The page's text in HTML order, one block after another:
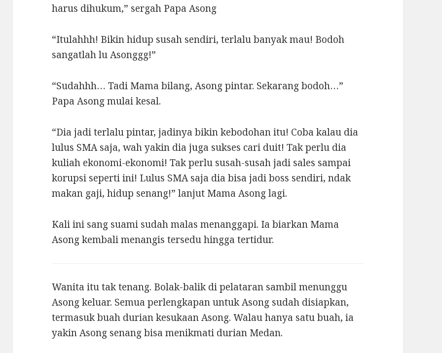
harus dihukum,” sergah Papa Asong
“Itulahhh! Bikin hidup susah sendiri, terlalu banyak mau! Bodoh
sangatlah lu Asonggg!”
“Sudahhh… Tadi Mama bilang, Asong pintar. Sekarang bodoh…”
Papa Asong mulai kesal.
“Dia jadi terlalu pintar, jadinya bikin kebodohan itu! Coba kalau dia
lulus SMA saja, wah yakin dia juga sukses cari duit! Tak perlu dia
kuliah ekonomi-ekonomi! Tak perlu susah-susah jadi sales sampai
korupsi seperti ini! Lulus SMA saja dia bisa jadi boss sendiri, ndak
makan gaji, hidup senang!” lanjut Mama Asong lagi.
Kali ini sang suami sudah malas menanggapi. Ia biarkan Mama
Asong kembali menangis tersedu hingga tertidur.
Wanita itu tak tenang. Bolak-balik di pelataran sambil menunggu
Asong keluar. Semua perlengkapan untuk Asong sudah disiapkan,
termasuk buah durian kesukaan Asong. Walau hanya satu buah, ia
yakin Asong senang bisa menikmati durian Medan.